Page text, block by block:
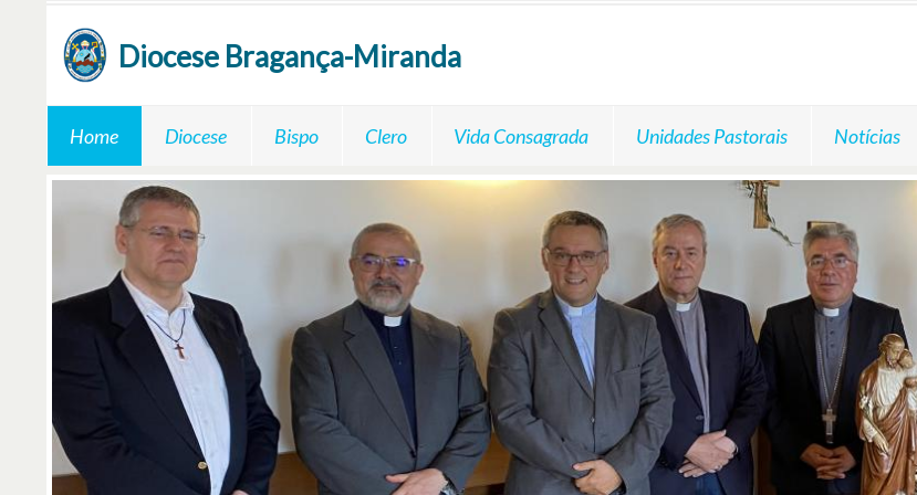
Diocese Bragança-Miranda
Home Diocese Bispo Clero Vida Consagrada Unidades Pastorais Notícias